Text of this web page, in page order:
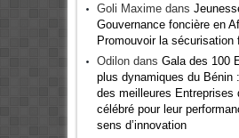
Goli Maximedans
Gouvernance foncière en
Promouvoir la sécurisation
Odilondans Gala des 100
plus dynamiques du Bénin
des meilleures Entreprises
célébré pour leur
sens d’innovation